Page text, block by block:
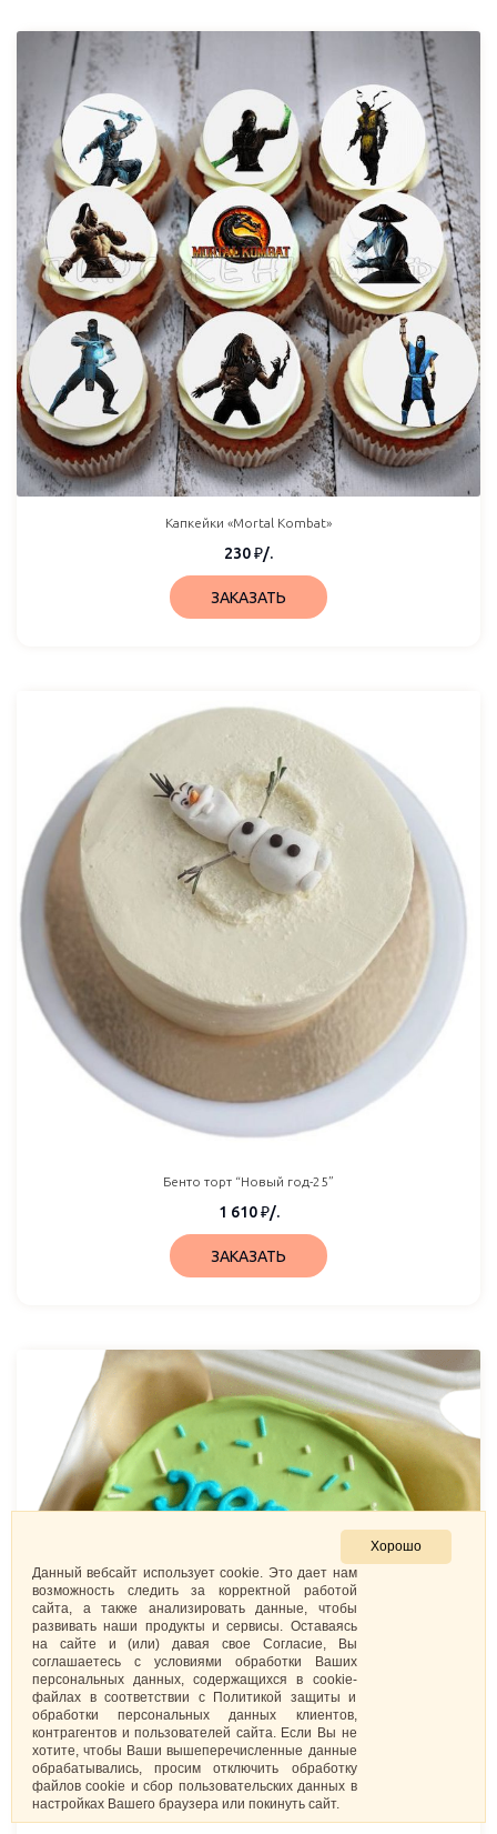
Капкейки «Mortal Kombat»
230₽/.
ЗАКАЗАТЬ
Бенто торт “Новый год-25”
1 610₽/.
ЗАКАЗАТЬ
Хорошо
Данный вебсайт использует cookie. Это дает нам
возможность следить за корректной работой
сайта, а также анализировать данные, чтобы
развивать наши продукты и сервисы. Оставаясь
на сайте и (или) давая свое Согласие, Вы
соглашаетесь с условиями обработки Ваших
персональных данных, содержащихся в cookie-
файлах в соответствии с Политикой защиты и
обработки персональных данных клиентов,
контрагентов и пользователей сайта. Если Вы не
хотите, чтобы Ваши вышеперечисленные данные
обрабатывались, просим отключить обработку
файлов cookie и сбор пользовательских данных в
настройках Вашего браузера или покинуть сайт.